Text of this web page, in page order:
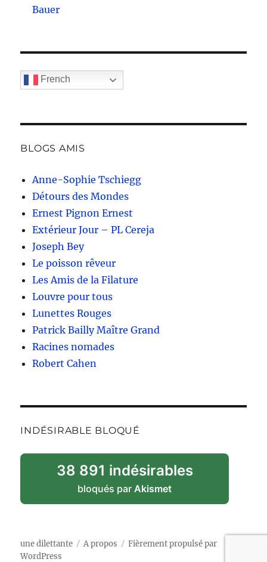
Bauer
French
BLOGS AMIS
Anne-Sophie Tschiegg
Détours des Mondes
Ernest Pignon Ernest
Extérieur Jour – PL Cereja
Joseph Bey
Le poisson rêveur
Les Amis de la Filature
Louvre pour tous
Lunettes Rouges
Patrick Bailly Maître Grand
Racines nomades
Robert Cahen
INDÉSIRABLE BLOQUÉ
38 891 indésirables
bloqués parAkismet
une dilettante A propos
Fièrement propulsé par
WordPress